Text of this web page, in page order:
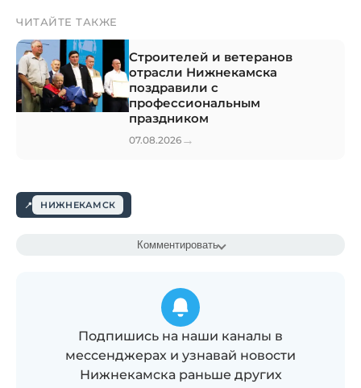
ЧИТАЙТЕ ТАКЖЕ
Строителей и ветеранов
отрасли Нижнекамска
поздравили с
профессиональным
праздником
07.08.2026 →
НИЖНЕКАМСК
Комментировать
Подпишись на наши каналы в
мессенджерах и узнавай новости
Нижнекамска раньше других